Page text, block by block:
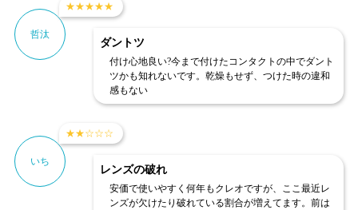
★★★★★
哲汰
ダントツ
付け心地良い?今まで付けたコンタクトの中でダント
ツかも知れないです。乾燥もせず、つけた時の違和
感もない
★★☆☆☆
いち
レンズの破れ
安価で使いやすく何年もクレオですが、ここ最近レ
ンズが欠けたり破れている割合が増えてます。前は